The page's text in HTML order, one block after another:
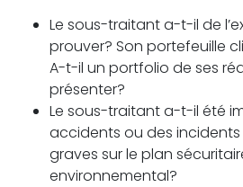
Le sous-traitant a-t-il de
prouver? Son portefeuille
A-t-il un portfolio de ses
présenter?
Le sous-traitant a-t-il été
accidents ou des incidents
graves sur le plan
environnemental?